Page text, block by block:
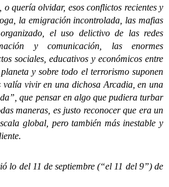
quería olvidar, esos conflictos recientes y
la emigración incontrolada, las mafias
el uso delictivo de las redes
y comunicación, las enormes
sociales, educativos y económicos entre
y sobre todo el terrorismo suponen
vivir en una dichosa Arcadia, en una
que pensar en algo que pudiera turbar
maneras, es justo reconocer que era un
global, pero también más inestable y
del 11 de septiembre (“el 11 del 9”) de